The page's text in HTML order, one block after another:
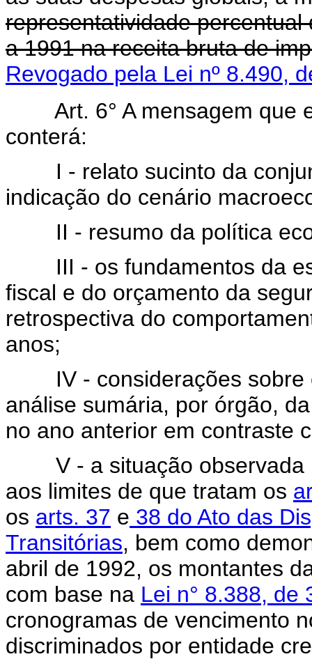
representatividade
a 1991 na receita bruta de
Revogado pela Lei nº 8.490,
Art. 6° A mensagem que
conterá:
I - relato sucinto da
indicação do cenário
II - resumo da política
III - os fundamentos da
fiscal e do orçamento da
retrospectiva do
anos;
IV - considerações sobre
análise sumária, por órgão,
no ano anterior em contraste
V - a situação observada
aos limites de que tratam os
os arts. 37 e 38 do Ato das
Transitórias, bem como
abril de 1992, os montantes
com base na Lei n° 8.388, de
cronogramas de vencimento
discriminados por entidade